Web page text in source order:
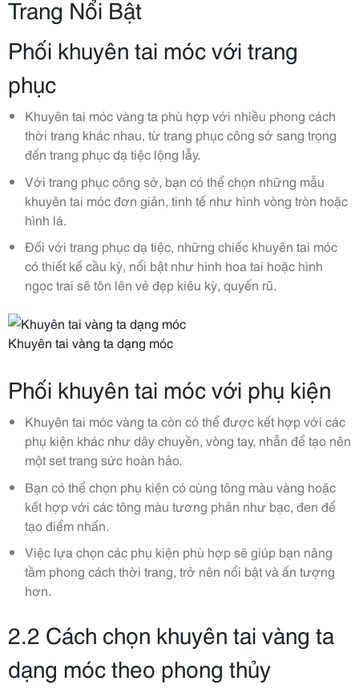
Trang Nổi Bật
Phối khuyên tai móc với trang
phục
Khuyên tai móc vàng ta phù hợp với nhiều phong cách
thời trang khác nhau, từ trang phục công sở sang trọng
đến trang phục dạ tiệc lộng lẫy.
Với trang phục công sở, bạn có thể chọn những mẫu
khuyên tai móc đơn giản, tinh tế như hình vòng tròn hoặc
hình lá.
Đối với trang phục dạ tiệc, những chiếc khuyên tai móc
có thiết kế cầu kỳ, nổi bật như hình hoa tai hoặc hình
ngọc trai sẽ tôn lên vẻ đẹp kiêu kỳ, quyến rũ.
Khuyên tai vàng ta dạng móc
Phối khuyên tai móc với phụ kiện
Khuyên tai móc vàng ta còn có thể được kết hợp với các
phụ kiện khác như dây chuyền, vòng tay, nhẫn để tạo nên
một set trang sức hoàn hảo.
Bạn có thể chọn phụ kiện có cùng tông màu vàng hoặc
kết hợp với các tông màu tương phản như bạc, đen để
tạo điểm nhấn.
Việc lựa chọn các phụ kiện phù hợp sẽ giúp bạn nâng
tầm phong cách thời trang, trở nên nổi bật và ấn tượng
hơn.
2.2 Cách chọn khuyên tai vàng ta
dạng móc theo phong thủy